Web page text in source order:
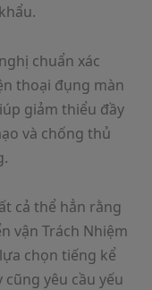
chuẩn xác
thoại đụng màn
giảm thiểu đầy
và chống thủ
cả thể hẳn rằng
vận Trách Nhiệm
chọn tiếng kể
yêu cầu yếu